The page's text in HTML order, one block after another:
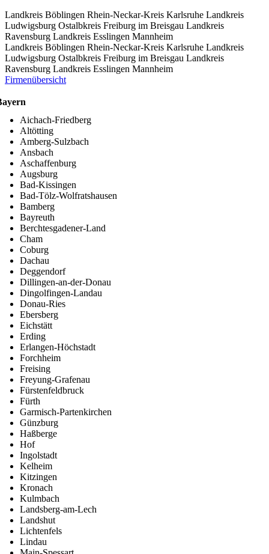
Landkreis Böblingen Rhein-Neckar-Kreis Karlsruhe Landkreis
Ludwigsburg Ostalbkreis Freiburg im Breisgau Landkreis
Ravensburg Landkreis Esslingen Mannheim
Landkreis Böblingen Rhein-Neckar-Kreis Karlsruhe Landkreis
Ludwigsburg Ostalbkreis Freiburg im Breisgau Landkreis
Ravensburg Landkreis Esslingen Mannheim
Firmenübersicht
Aichach-Friedberg
Altötting
Amberg-Sulzbach
Ansbach
Aschaffenburg
Augsburg
Bad-Kissingen
Bad-Tölz-Wolfratshausen
Bamberg
Bayreuth
Berchtesgadener-Land
Cham
Coburg
Dachau
Deggendorf
Dillingen-an-der-Donau
Dingolfingen-Landau
Donau-Ries
Ebersberg
Eichstätt
Erding
Erlangen-Höchstadt
Forchheim
Freising
Freyung-Grafenau
Fürstenfeldbruck
Fürth
Garmisch-Partenkirchen
Günzburg
Haßberge
Hof
Ingolstadt
Kelheim
Kitzingen
Kronach
Kulmbach
Landsberg-am-Lech
Landshut
Lichtenfels
Lindau